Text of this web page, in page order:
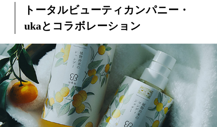
トータルビューティカンパニー・
ukaとコラボレーション